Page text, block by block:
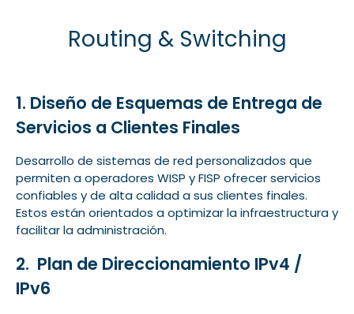
Routing & Switching
1. Diseño de Esquemas de Entrega de
Servicios a Clientes Finales
Desarrollo de sistemas de red personalizados que
permiten a operadores WISP y FISP ofrecer servicios
confiables y de alta calidad a sus clientes finales.
Estos están orientados a optimizar la infraestructura y
facilitar la administración.
2. Plan de Direccionamiento IPv4 /
IPv6